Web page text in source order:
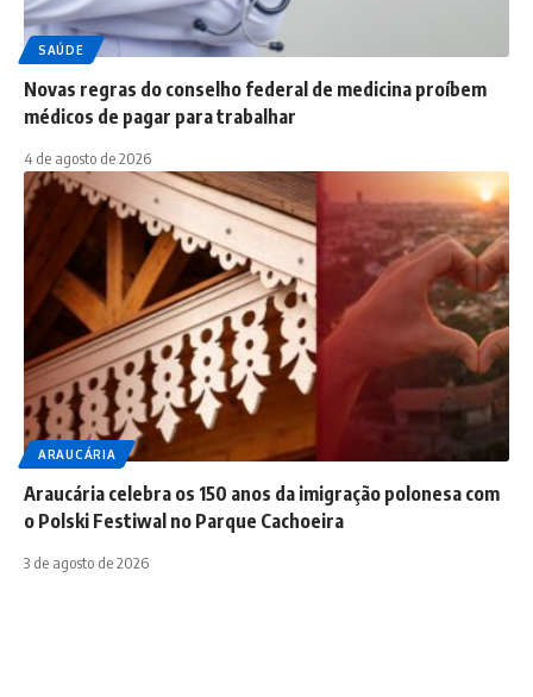
SAÚDE
Novas regras do conselho federal de medicina proíbem
médicos de pagar para trabalhar
4 de agosto de 2026
ARAUCÁRIA
Araucária celebra os 150 anos da imigração polonesa com
o Polski Festiwal no Parque Cachoeira
3 de agosto de 2026